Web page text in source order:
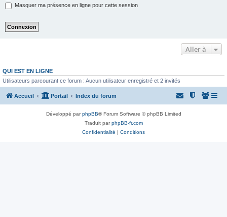
Masquer ma présence en ligne pour cette session
Aller à
QUI EST EN LIGNE
Utilisateurs parcourant ce forum : Aucun utilisateur enregistré et 2 invités
Accueil Portail Index du forum
Développé parphpBB® Forum Software © phpBB Limited
Traduit parphpBB-fr.com
Confidentialité | Conditions